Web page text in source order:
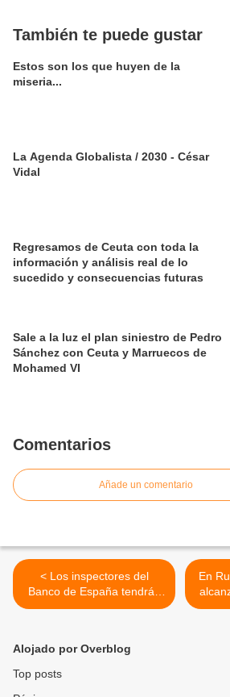
También te puede gustar
Estos son los que huyen de la
miseria...
La Agenda Globalista / 2030 - César
Vidal
Regresamos de Ceuta con toda la
información y análisis real de lo
sucedido y consecuencias futuras
Sale a la luz el plan siniestro de Pedro
Sánchez con Ceuta y Marruecos de
Mohamed VI
Comentarios
Añade un comentario
< Los inspectores del
Banco de España tendrán
que firmar con nombre y
identifiquen para poderles
reclamar responsabilidades
En
Alojado por Overblog
Top posts